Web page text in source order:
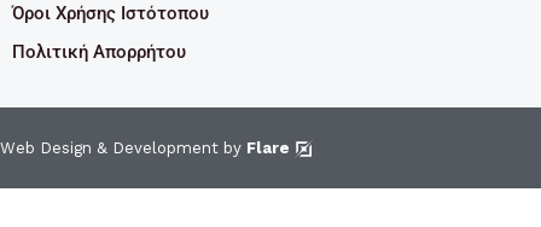
Όροι Χρήσης Ιστότοπου
Πολιτική Απορρήτου
Web Design & Development by Flare